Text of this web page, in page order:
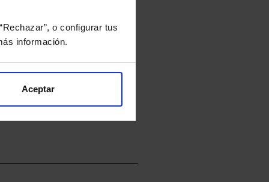
o configurar tus
información.
Aceptar
un estudio gratuito